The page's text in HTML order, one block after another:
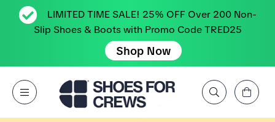
LIMITED TIME SALE! 25% OFF Over 200 Non-
Slip Shoes & Boots with Promo Code TRED25
Shop Now
Open Menu
Aller à la page d’accueil Shoes For Crews
Rechercher par marque, caractéristique, style, couleur, etc.
Affichez le panier